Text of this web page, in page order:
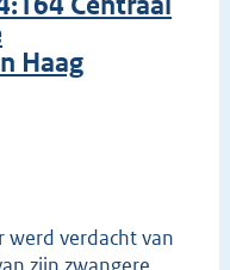
Haag
werd verdacht van
zijn zwangere